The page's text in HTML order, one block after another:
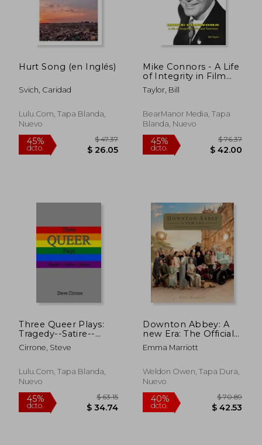
dcto. dcto.
45%
dcto.
Hurt Song (en Inglés)
Svich, Caridad
Lulu.com, Tapa Blanda,
Nuevo
Mike Connors - A Life
of Integrity in Film
and Television (en
Inglés)
Taylor, Bill
BearManor Media, Tapa
Blanda, Nuevo
Three Queer Plays:
Tragedy--Satire--
Mystery (en Inglés)
Cirrone, Steve
Lulu.com, Tapa Blanda,
Nuevo
Downton Abbey: A
new Era: The Official
Film Companion (en
Inglés)
Emma Marriott
Weldon Owen, Tapa Dura,
Nuevo